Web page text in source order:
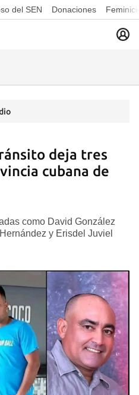
del SEN Donaciones
deja tres
cubana de
como David González
y Erisdel Juviel